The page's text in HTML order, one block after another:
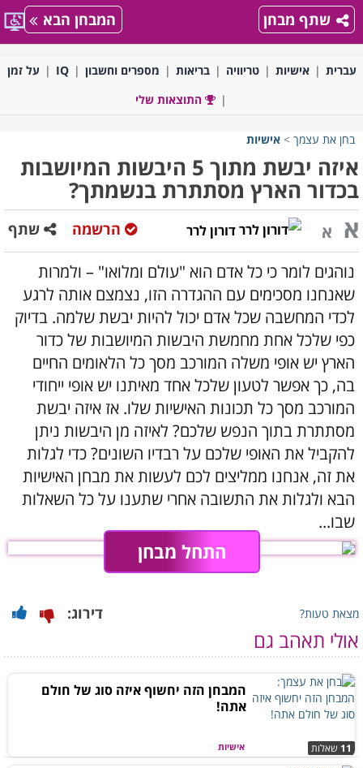
שתף מבחן המבחן הבא
עברית אישיות טריוויה בריאות מספרים וחשבון IQ
על זמן
התוצאות שלי
בחן את עצמך > אישיות
איזה יבשת מתוך 5 היבשות המיושבות
בכדור הארץ מסתתרת בנשמתך?
א א דורון לרר שתף הרשמה
נוהגים לומר כי כל אדם הוא "עולם ומלואו" – ולמרות
שאנחנו מסכימים עם ההגדרה הזו, נצמצם אותה לרגע
לכדי המחשבה שכל אדם יכול להיות יבשת שלמה. בדיוק
כפי שלכל אחת מחמשת היבשות המיושבות של כדור
הארץ יש אופי משלה המורכב מסך כל הלאומים החיים
בה, כך אפשר לטעון שלכל אחד מאיתנו יש אופי ייחודי
המורכב מסך כל תכונות האישיות שלו. אז איזה יבשת
מסתתרת בתוך הנפש שלכם? לאיזה מן היבשות ניתן
להקביל את האופי שלכם על רבדיו השונים? כדי לגלות
את זה, אנחנו ממליצים לכם לעשות את מבחן האישיות
הבא ולגלות את התשובה אחרי שתענו על כל השאלות
שבו...
התחל מבחן
מצאת טעות? דירוג:
אולי תאהב גם
אישיות 11 שאלות
המבחן הזה יחשוף איזה סוג של חולם
אתה!